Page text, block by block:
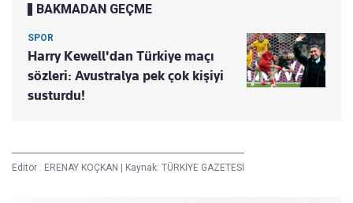
BAKMADAN GEÇME
SPOR
Harry Kewell'dan Türkiye maçı
sözleri: Avustralya pek çok kişiyi
susturdu!
Editör : ERENAY KOÇKAN | Kaynak: TÜRKİYE GAZETESİ